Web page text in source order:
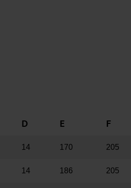
D E F
14 170 205
14 186 205